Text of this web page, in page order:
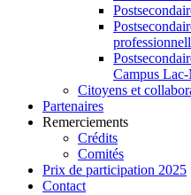
Campus
Citoyens et
Partenaires
Remerciements
Crédits
Comités
Prix de participation 2025
Contact